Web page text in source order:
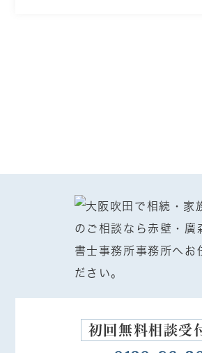
初回無料相談受